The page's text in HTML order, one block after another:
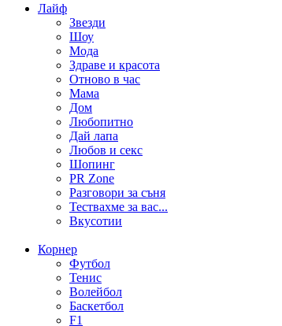
Лайф
Звезди
Шоу
Мода
Здраве и красота
Отново в час
Мама
Дом
Любопитно
Дай лапа
Любов и секс
Шопинг
PR Zone
Разговори за съня
Тествахме за вас...
Вкусотии
Корнер
Футбол
Тенис
Волейбол
Баскетбол
F1